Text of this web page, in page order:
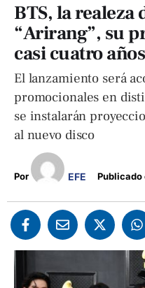
BTS, la
“Arirang”, su
casi cuatro años
El lanzamiento será
promocionales en
se instalarán
al nuevo disco
Por EFE